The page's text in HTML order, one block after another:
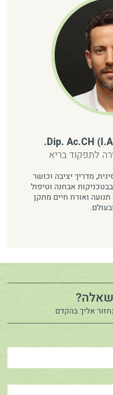
לתפקוד בריא
מדריך יציבה וכושר
אבחנה וטיפול
תנועה ואורח חיים מתקן
אליך בהקדם